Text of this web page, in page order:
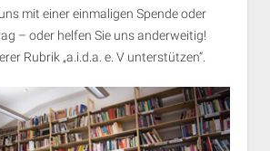
mit einer einmaligen Spende oder
– oder helfen Sie uns anderweitig!
Rubrik „a.i.d.a. e. V unterstützen“.